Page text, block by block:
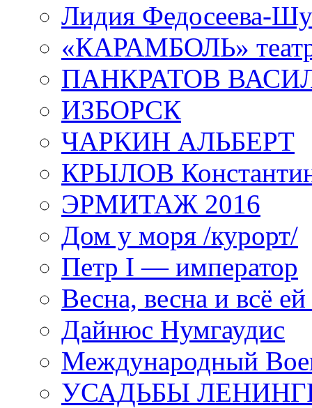
Лидия Федосеева-
«КАРАМБОЛЬ»
ПАНКРАТОВ
ИЗБОРСК
ЧАРКИН АЛЬБЕРТ
КРЫЛОВ
ЭРМИТАЖ 2016
Дом у моря /курорт/
Петр I — император
Весна, весна и всё
Дайнюс Нумгаудис
Международный
УСАДЬБЫ